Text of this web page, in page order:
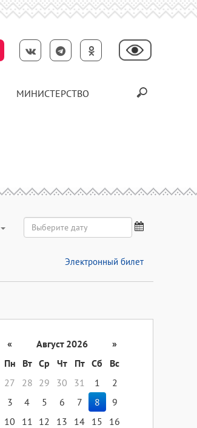
МИНИСТЕРСТВО
Электронный билет
« Август 2026
»
Пн
Вт Ср Чт Пт Сб
Вс
27
28 29 30 31 1
2
3
4 5 6 7 8
9
10
11 12 13 14 15
16